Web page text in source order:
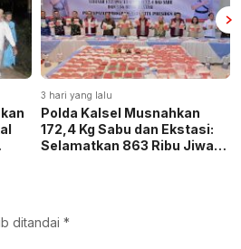
3 hari yang lalu
Polda Kalsel Musnahkan
172,4 Kg Sabu dan Ekstasi:
Selamatkan 863 Ribu Jiwa
ditandai *